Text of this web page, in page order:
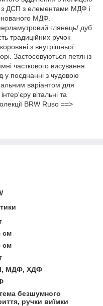
з ДСП з елементами МДФ і
МДФ.
глянець/ дуб
традиційних ручок
з внутрішньої
Застосовуються петлі із
часткового висування.
у поєднанні з чудовою
варіантом для
вітальні та
BRW Ruso ==>
см
см
МДФ, ХДФ
безшумного
ручки виїмки